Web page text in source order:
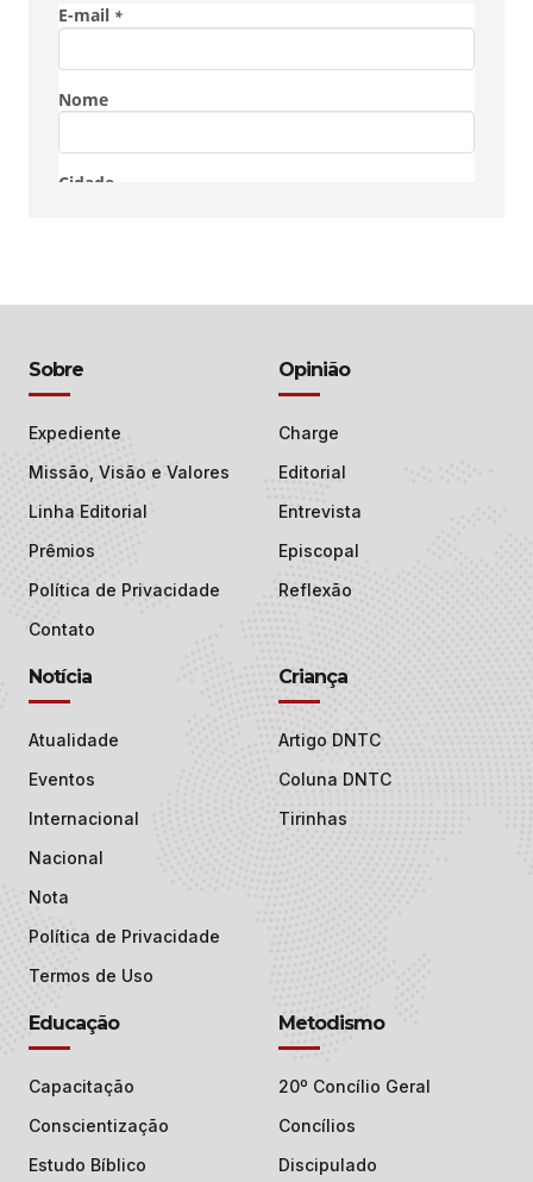
Sobre
Expediente
Missão, Visão e Valores
Linha Editorial
Prêmios
Política de Privacidade
Contato
Opinião
Charge
Editorial
Entrevista
Episcopal
Reflexão
Notícia
Atualidade
Eventos
Internacional
Nacional
Nota
Política de Privacidade
Termos de Uso
Criança
Artigo DNTC
Coluna DNTC
Tirinhas
Educação
Capacitação
Conscientização
Estudo Bíblico
Metodismo
20º Concílio Geral
Concílios
Discipulado